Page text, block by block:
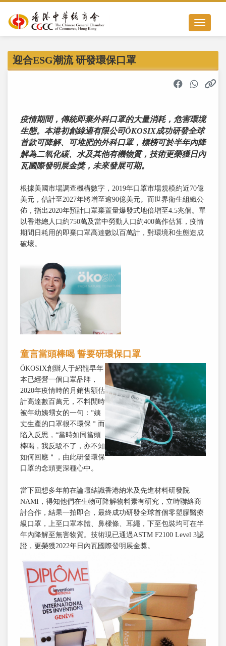
Toggle
迎合ESG潮流 研發環保口罩
疫情期間，傳統即棄外科口罩的大量消耗，危害環境
生態。本港初創綠適有限公司ÖKOSIX成功研發全球
首款可降解、可堆肥的外科口罩，標榜可於半年內降
解為二氧化碳、水及其他有機物質，技術更榮獲日內
瓦國際發明展金獎，未來發展可期。
根據美國市場調查機構數字，2019年口罩市場規模約近70億
美元，估計至2027年將增至逾90億美元。而世界衛生組織公
佈，指出2020年預計口罩棄置量爆發式地倍增至4.5兆個。單
以香港總人口約750萬及當中勞動人口約400萬作估算，疫情
期間日耗用的即棄口罩高達數以百萬計，對環境和生態造成
破壞。
童言當頭棒喝 誓要研環保口罩
ÖKOSIX創辦人于紹龍早年
本已經營一個口罩品牌，
2020年疫情時的月銷售額估
計高達數百萬元，不料閒時
被年幼姨甥女的一句：“姨
丈生產的口罩很不環保＂而
陷入反思，“當時如同當頭
棒喝，我反駁不了，亦不知
如何回應＂，由此研發環保
口罩的念頭更深種心中。
當下回想多年前在論壇結識香港納米及先進材料研發院
NAMI，得知他們在生物可降解物料素有研究，立時聯絡商
討合作，結果一拍即合，最終成功研發全球首個零塑膠醫療
級口罩，上至口罩本體、鼻樑條、耳繩，下至包裝均可在半
年內降解至無害物質。技術現已通過ASTM F2100 Level 3認
證，更榮獲2022年日內瓦國際發明展金獎。